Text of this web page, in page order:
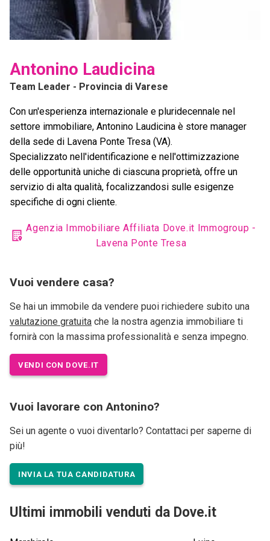
Antonino Laudicina
Team Leader - Provincia di Varese
Con un'esperienza internazionale e pluridecennale nel
settore immobiliare, Antonino Laudicina è store manager
della sede di Lavena Ponte Tresa (VA).
Specializzato nell'identificazione e nell'ottimizzazione
delle opportunità uniche di ciascuna proprietà, offre un
servizio di alta qualità, focalizzandosi sulle esigenze
specifiche di ogni cliente.
Agenzia Immobiliare Affiliata Dove.it Immogroup -
Lavena Ponte Tresa
Vuoi vendere casa?
Se hai un immobile da vendere puoi richiedere subito una
valutazione gratuita che la nostra agenzia immobiliare ti
fornirà con la massima professionalità e senza impegno.
VENDI CON DOVE.IT
Vuoi lavorare con Antonino?
Sei un agente o vuoi diventarlo? Contattaci per saperne di
più!
INVIA LA TUA CANDIDATURA
Ultimi immobili venduti da Dove.it